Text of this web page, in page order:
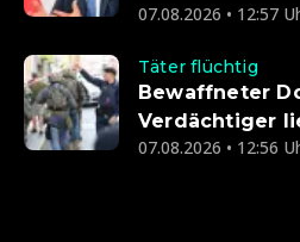
07.08.2026 • 12:57
Täter flüchtig
Bewaffneter
Verdächtiger
07.08.2026 • 12:56